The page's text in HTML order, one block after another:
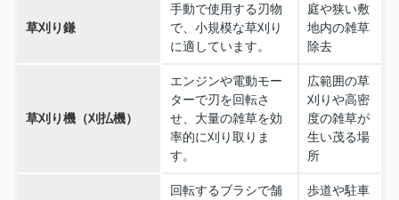
草刈り鎌
手動で使用する刃物
で、小規模な草刈り
に適しています。
庭や狭い敷
地内の雑草
除去
草刈り機（刈払機）
エンジンや電動モー
ターで刃を回転さ
せ、大量の雑草を効
率的に刈り取りま
す。
広範囲の草
刈りや高密
度の雑草が
生い茂る場
所
回転するブラシで舗
歩道や駐車